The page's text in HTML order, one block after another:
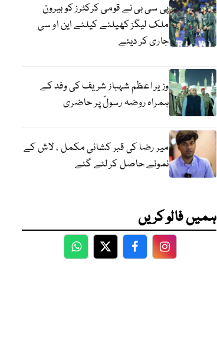
پی سی بی نے قومی کرکٹرز کو بیرون
ملک لیگز کھیلنے کیلئے این او سی
جاری کر دیئے
وزیر اعظم شہباز شریف کی وفد کے
ہمراہ روضہ رسولؐ پر حاضری
میر رضا کی قبر کشائی مکمل ، لاش کے
نمونے حاصل کر لئے گئے
ہمیں فالو کریں
WhatsApp
TwitterFacebookFacebook